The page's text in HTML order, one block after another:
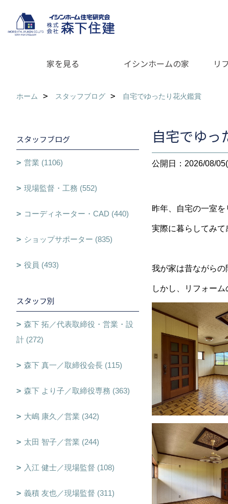
家を見る イシンホームの家 リ
ホーム スタッフブログ 自宅でゆったり花火鑑賞
自宅でゆっ
公開日：2026/08/
昨年、自宅の一室を
実際に暮らしてみて
我が家は昔ながらの
しかし、リフォー
スタッフブログ
営業 (1106)
現場監督・工務 (552)
コーディネーター・CAD (440)
ショップサポーター (835)
役員 (493)
スタッフ別
森下 拓／代表取締役・営業・設
計 (272)
森下 真一／取締役会長 (115)
森下 より子／取締役専務 (363)
大嶋 康久／営業 (342)
太田 智子／営業 (244)
入江 健士／現場監督 (108)
義積 友也／現場監督 (311)